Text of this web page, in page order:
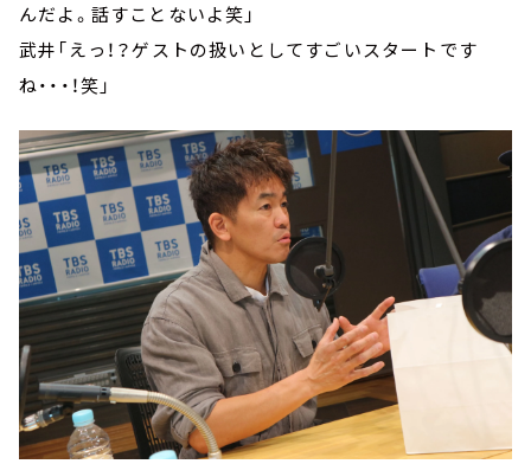
んだよ。話すことないよ笑」
武井「えっ！？ゲストの扱いとしてすごいスタートです
ね・・・！笑」